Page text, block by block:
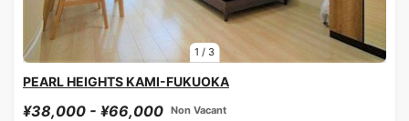
1 / 3
PEARL HEIGHTS KAMI-FUKUOKA
¥38,000 - ¥66,000 Non Vacant